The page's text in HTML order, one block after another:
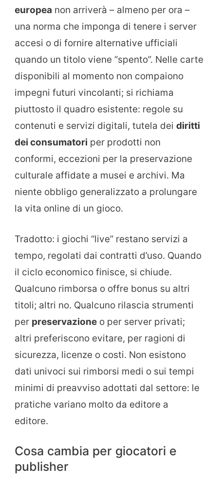
europea non arriverà – almeno per ora –
una norma che imponga di tenere i server
accesi o di fornire alternative ufficiali
quando un titolo viene “spento”. Nelle carte
disponibili al momento non compaiono
impegni futuri vincolanti; si richiama
piuttosto il quadro esistente: regole su
contenuti e servizi digitali, tutela dei diritti
dei consumatori per prodotti non
conformi, eccezioni per la preservazione
culturale affidate a musei e archivi. Ma
niente obbligo generalizzato a prolungare
la vita online di un gioco.
Tradotto: i giochi “live” restano servizi a
tempo, regolati dai contratti d’uso. Quando
il ciclo economico finisce, si chiude.
Qualcuno rimborsa o offre bonus su altri
titoli; altri no. Qualcuno rilascia strumenti
per preservazione o per server privati;
altri preferiscono evitare, per ragioni di
sicurezza, licenze o costi. Non esistono
dati univoci sui rimborsi medi o sui tempi
minimi di preavviso adottati dal settore: le
pratiche variano molto da editore a
editore.
Cosa cambia per giocatori e
publisher